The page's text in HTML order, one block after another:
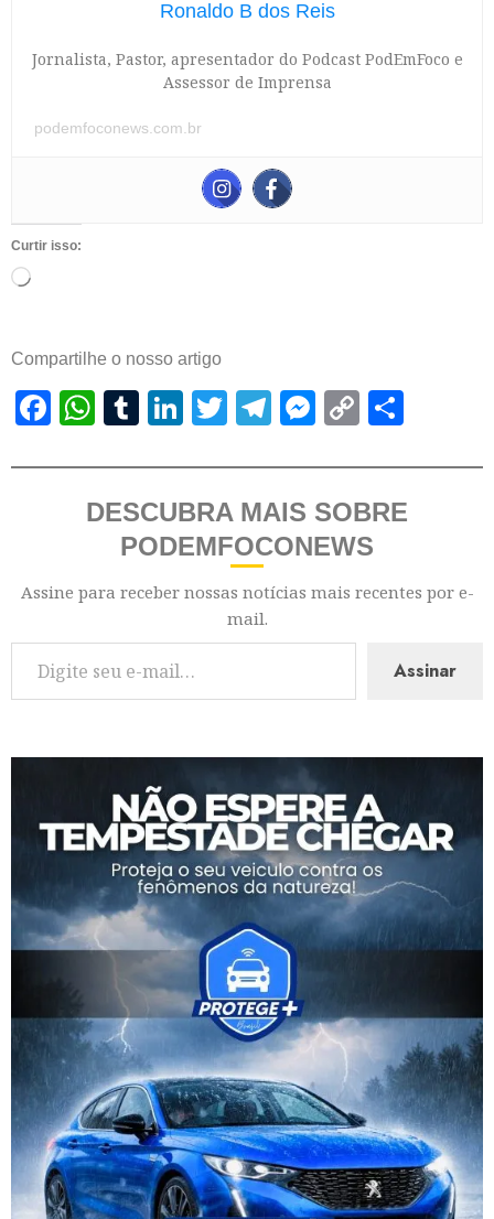
Ronaldo B dos Reis
Jornalista, Pastor, apresentador do Podcast PodEmFoco e
Assessor de Imprensa
podemfoconews.com.br
Curtir isso:
Compartilhe o nosso artigo
Facebook
WhatsApp
Tumblr
LinkedIn
Twitter
Telegram
Messenger
Copy
DESCUBRA MAIS SOBRE
PODEMFOCONEWS
Assine para receber nossas notícias mais recentes por e-
mail.
Assinar